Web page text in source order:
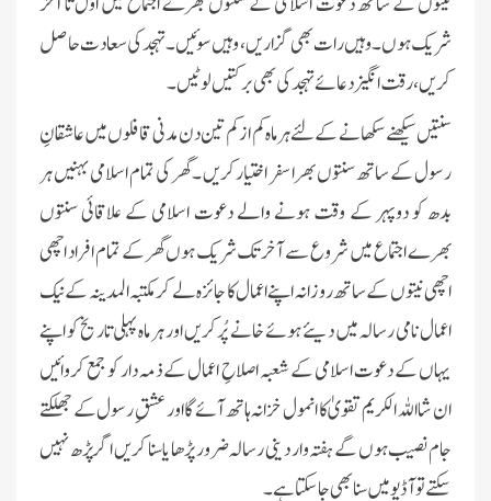
شریک ہوں۔ وہیں رات بھی گزاریں، وہیں سوئیں۔ تہجد کی سعادت حاصل
کریں، رقت انگیز دعائے تہجد کی بھی برکتیں لوٹیں۔
سنتیں سیکھنے سکھانے کے لئے ہرماہ کم از کم تین دن مدنی قافلوں میں عاشقانِ
رسول کے ساتھ سنتوں بھرا سفر اختیار کریں ۔ گھر کی تمام اسلامی بہنیں ہر
بدھ کو دوپہر کے وقت ہونے والے دعوت اسلامی کے علاقائی سنتوں
بھرے اجتماع میں شروع سے آخر تک شریک ہوں گھر کے تمام ا فراد اچھی
اچھی نیتوں کے ساتھ روزانہ اپنے اعمال کا جائزہ لے کر مکتبہ المدینہ کے نیک
اعمال نامی رسالہ میں دیئے ہوئے خانے پُر کریں اور ہر ماہ پہلی تاریخ کو اپنے
یہاں کے دعوت اسلامی کے شعبہ اصلاحِ اعمال کے ذمہ دار کو جمع کروائیں
ان شا اللہ الکریم تقویٰ کا انمول خزانہ ہاتھ آئے گا اور عشقِ رسول کے جھلکتے
جام نصیب ہوں گے ہفتہ وار دینی رسالہ ضرور پڑھا یا سنا کریں اگر پڑھ نہیں
سکتے تو آڈیو میں سنا بھی جاسکتا ہے ۔